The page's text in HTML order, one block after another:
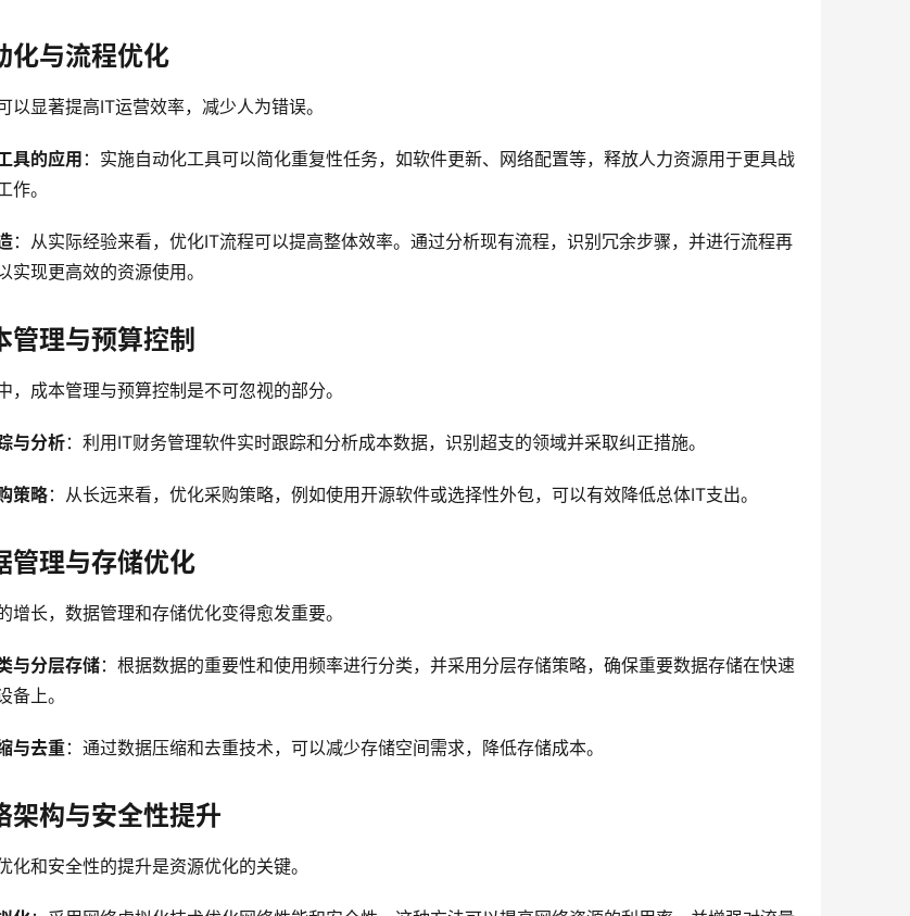
化与流程优化
以显著提高IT运营效率，减少人为错误。
具的应用 ：实施自动化工具可以简化重复性任务，如软件更新、网络配置等，释放人力资源用于更具战
作。
：从实际经验来看，优化IT流程可以提高整体效率。通过分析现有流程，识别冗余步骤，并进行流程再
实现更高效的资源使用。
管理与预算控制
，成本管理与预算控制是不可忽视的部分。
与分析：利用IT财务管理软件实时跟踪和分析成本数据，识别超支的领域并采取纠正措施。
策略：从长远来看，优化采购策略，例如使用开源软件或选择性外包，可以有效降低总体IT支出。
管理与存储优化
增长，数据管理和存储优化变得愈发重要。
与分层存储：根据数据的重要性和使用频率进行分类，并采用分层存储策略，确保重要数据存储在快速
备上。
与去重：通过数据压缩和去重技术，可以减少存储空间需求，降低存储成本。
架构与安全性提升
化和安全性的提升是资源优化的关键。